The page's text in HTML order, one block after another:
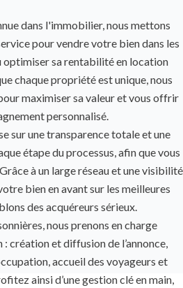
dans l'immobilier, nous mettons
pour vendre votre bien dans les
optimiser sa rentabilité en location
chaque propriété est unique, nous
maximiser sa valeur et vous offrir
personnalisé.
sur une transparence totale et une
étape du processus, afin que vous
à un large réseau et une visibilité
bien en avant sur les meilleures
des acquéreurs sérieux.
nous prenons en charge
création et diffusion de l’annonce,
accueil des voyageurs et
ainsi d’une gestion clé en main,